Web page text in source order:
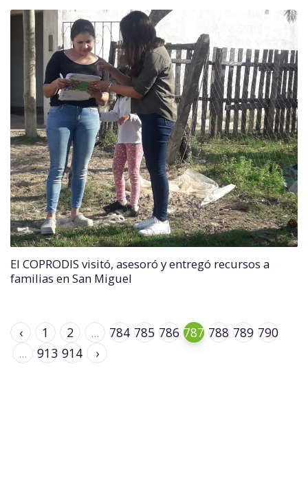
El COPRODIS visitó, asesoró y entregó recursos a
familias en San Miguel
‹ 1 2 ... 784 785 786 787 788 789 790
...
913 914 ›